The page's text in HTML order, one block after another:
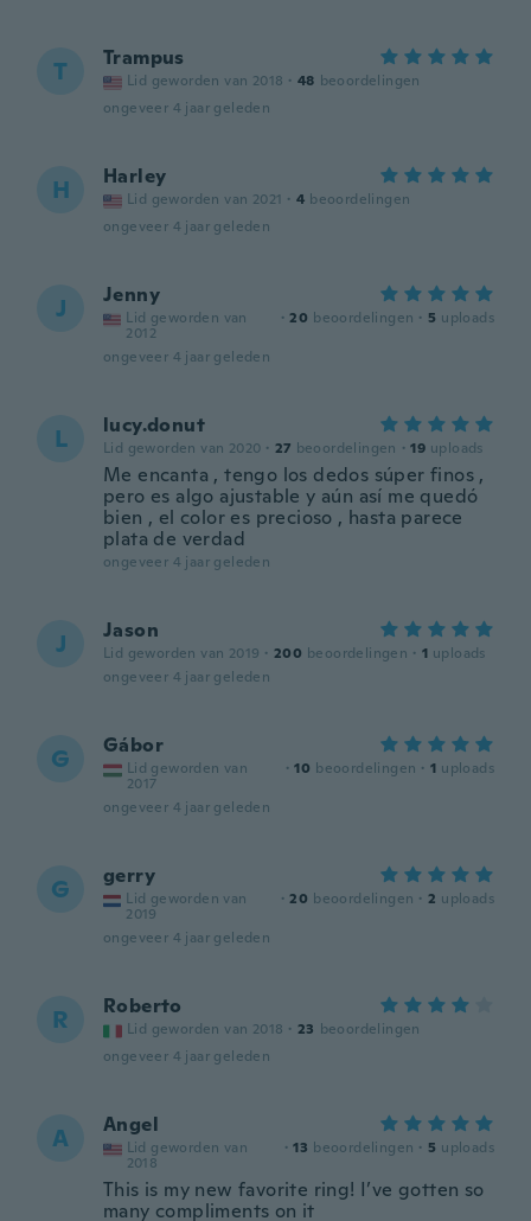
T Trampus
Lid geworden van 2018 · 48 beoordelingen
ongeveer 4 jaar geleden
H Harley
Lid geworden van 2021 · 4 beoordelingen
ongeveer 4 jaar geleden
J Jenny
Lid geworden van
2012
· 20 beoordelingen · 5 uploads
ongeveer 4 jaar geleden
L lucy.donut
Lid geworden van 2020 · 27 beoordelingen · 19 uploads
Me encanta , tengo los dedos súper finos ,
pero es algo ajustable y aún así me quedó
bien , el color es precioso , hasta parece
plata de verdad
ongeveer 4 jaar geleden
J Jason
Lid geworden van 2019 · 200 beoordelingen · 1 uploads
ongeveer 4 jaar geleden
G Gábor
Lid geworden van
2017
· 10 beoordelingen · 1 uploads
ongeveer 4 jaar geleden
G gerry
Lid geworden van
2019
· 20 beoordelingen · 2 uploads
ongeveer 4 jaar geleden
R Roberto
Lid geworden van 2018 · 23 beoordelingen
ongeveer 4 jaar geleden
A Angel
Lid geworden van
2018
· 13 beoordelingen · 5 uploads
This is my new favorite ring! I’ve gotten so
many compliments on it